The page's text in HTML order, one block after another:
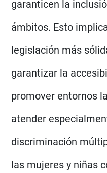
garanticen la
ámbitos. Esto
legislación más
garantizar la
promover entornos
atender
discriminación
las mujeres y niñas